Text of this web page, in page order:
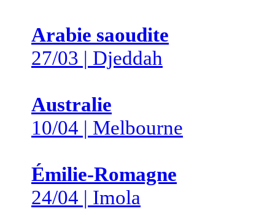
Arabie saoudite
27/03 | Djeddah
Australie
10/04 | Melbourne
Émilie-Romagne
24/04 | Imola